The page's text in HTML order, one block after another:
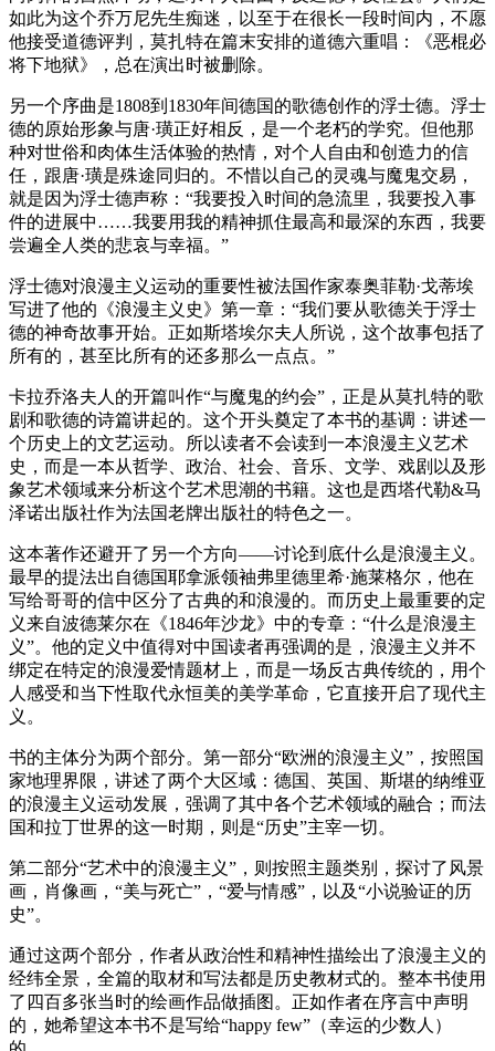
如此为这个乔万尼先生痴迷，以至于在很长一段时间内，不愿
他接受道德评判，莫扎特在篇末安排的道德六重唱：《恶棍必
将下地狱》，总在演出时被删除。
另一个序曲是1808到1830年间德国的歌德创作的浮士德。浮士
德的原始形象与唐·璜正好相反，是一个老朽的学究。但他那
种对世俗和肉体生活体验的热情，对个人自由和创造力的信
任，跟唐·璜是殊途同归的。不惜以自己的灵魂与魔鬼交易，
就是因为浮士德声称：“我要投入时间的急流里，我要投入事
件的进展中……我要用我的精神抓住最高和最深的东西，我要
尝遍全人类的悲哀与幸福。”
浮士德对浪漫主义运动的重要性被法国作家泰奥菲勒·戈蒂埃
写进了他的《浪漫主义史》第一章：“我们要从歌德关于浮士
德的神奇故事开始。正如斯塔埃尔夫人所说，这个故事包括了
所有的，甚至比所有的还多那么一点点。”
卡拉乔洛夫人的开篇叫作“与魔鬼的约会”，正是从莫扎特的歌
剧和歌德的诗篇讲起的。这个开头奠定了本书的基调：讲述一
个历史上的文艺运动。所以读者不会读到一本浪漫主义艺术
史，而是一本从哲学、政治、社会、音乐、文学、戏剧以及形
象艺术领域来分析这个艺术思潮的书籍。这也是西塔代勒&马
泽诺出版社作为法国老牌出版社的特色之一。
这本著作还避开了另一个方向——讨论到底什么是浪漫主义。
最早的提法出自德国耶拿派领袖弗里德里希·施莱格尔，他在
写给哥哥的信中区分了古典的和浪漫的。而历史上最重要的定
义来自波德莱尔在《1846年沙龙》中的专章：“什么是浪漫主
义”。他的定义中值得对中国读者再强调的是，浪漫主义并不
绑定在特定的浪漫爱情题材上，而是一场反古典传统的，用个
人感受和当下性取代永恒美的美学革命，它直接开启了现代主
义。
书的主体分为两个部分。第一部分“欧洲的浪漫主义”，按照国
家地理界限，讲述了两个大区域：德国、英国、斯堪的纳维亚
的浪漫主义运动发展，强调了其中各个艺术领域的融合；而法
国和拉丁世界的这一时期，则是“历史”主宰一切。
第二部分“艺术中的浪漫主义”，则按照主题类别，探讨了风景
画，肖像画，“美与死亡”，“爱与情感”，以及“小说验证的历
史”。
通过这两个部分，作者从政治性和精神性描绘出了浪漫主义的
经纬全景，全篇的取材和写法都是历史教材式的。整本书使用
了四百多张当时的绘画作品做插图。正如作者在序言中声明
的，她希望这本书不是写给“happy few”（幸运的少数人）